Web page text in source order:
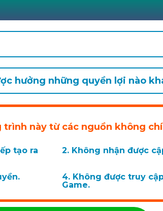
hưởng những quyền lợi nào
trình này từ các nguồn không
tạo ra
2. Không nhận được
4. Không được truy
Game.